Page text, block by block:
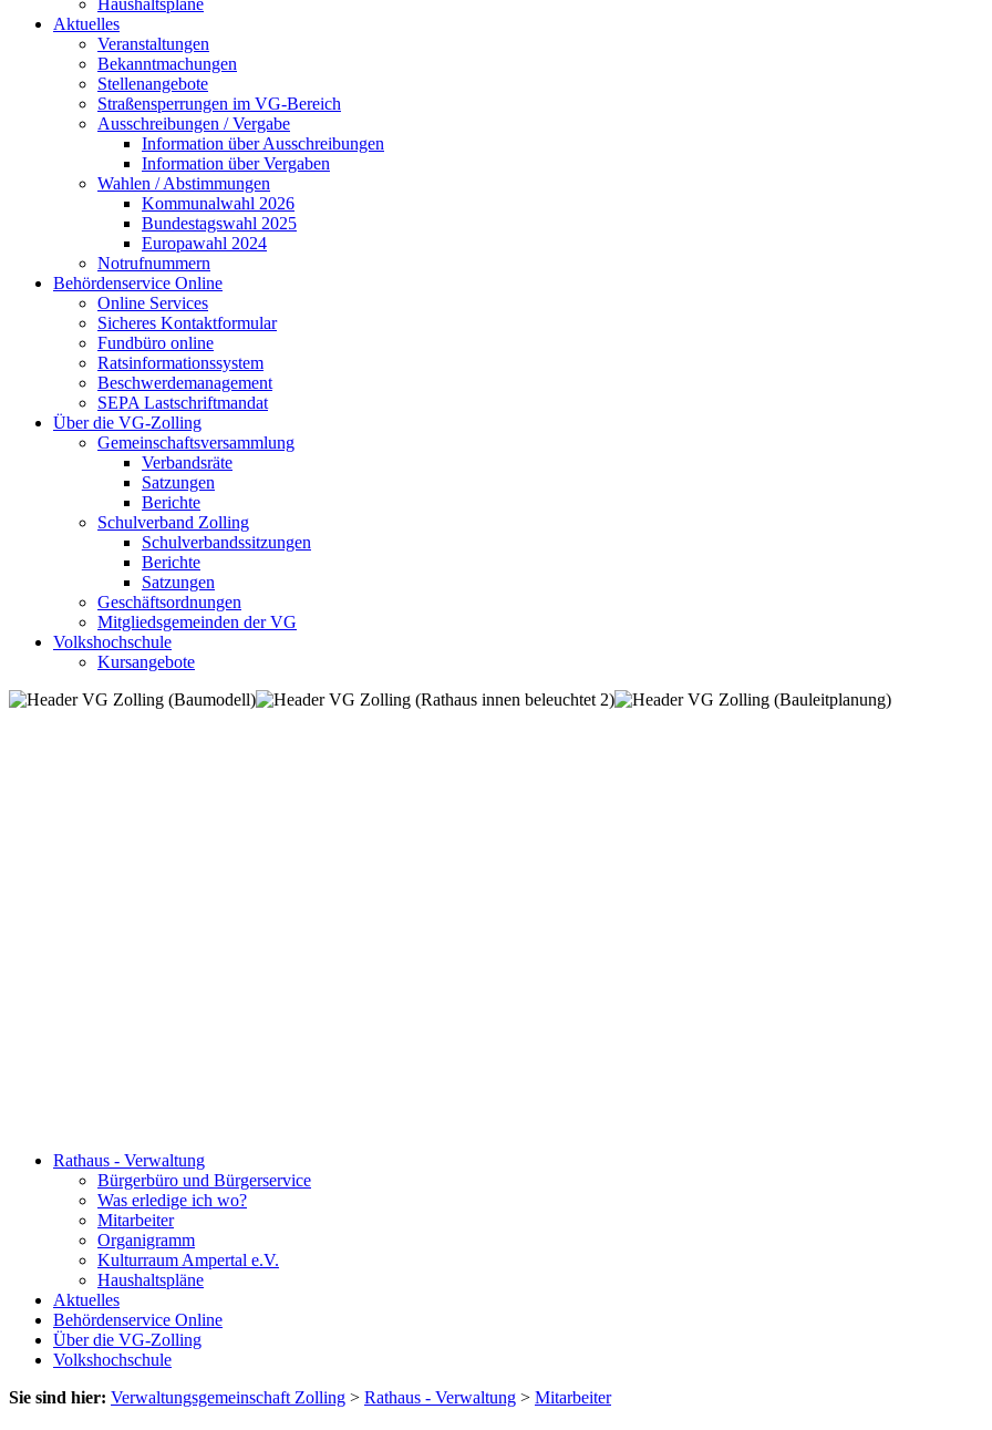
Haushaltspläne
Aktuelles
Veranstaltungen
Bekanntmachungen
Stellenangebote
Straßensperrungen im VG-Bereich
Ausschreibungen / Vergabe
Information über Ausschreibungen
Information über Vergaben
Wahlen / Abstimmungen
Kommunalwahl 2026
Bundestagswahl 2025
Europawahl 2024
Notrufnummern
Behördenservice Online
Online Services
Sicheres Kontaktformular
Fundbüro online
Ratsinformationssystem
Beschwerdemanagement
SEPA Lastschriftmandat
Über die VG-Zolling
Gemeinschaftsversammlung
Verbandsräte
Satzungen
Berichte
Schulverband Zolling
Schulverbandssitzungen
Berichte
Satzungen
Geschäftsordnungen
Mitgliedsgemeinden der VG
Volkshochschule
Kursangebote
Rathaus - Verwaltung
Bürgerbüro und Bürgerservice
Was erledige ich wo?
Mitarbeiter
Organigramm
Kulturraum Ampertal e.V.
Haushaltspläne
Aktuelles
Behördenservice Online
Über die VG-Zolling
Volkshochschule
Sie sind hier: Verwaltungsgemeinschaft Zolling > Rathaus - Verwaltung > Mitarbeiter